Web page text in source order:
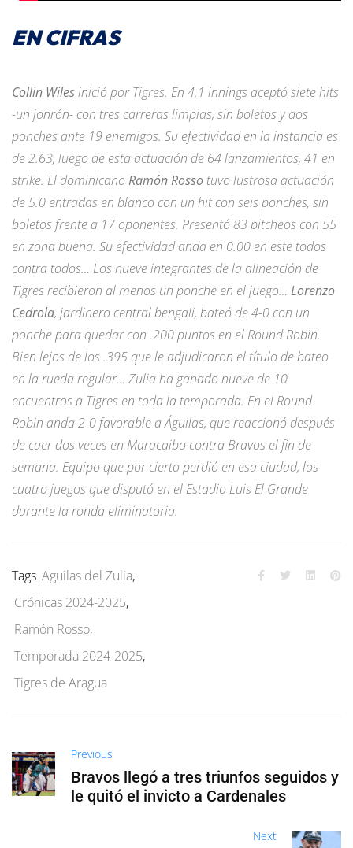
EN CIFRAS
Collin Wilesinició por Tigres. En 4.1 innings aceptó siete hits
-un jonrón- con tres carreras limpias, sin boletos y dos
ponches ante 19 enemigos. Su efectividad en la instancia es
de 2.63, luego de esta actuación de 64 lanzamientos, 41 en
strike. El dominicanoRamón Rosso tuvo lustrosa actuación
de 5.0 entradas en blanco con un hit con seis ponches, sin
boletos frente a 17 oponentes. Presentó 83 pitcheos con 55
en zona buena. Su efectividad anda en 0.00 en este todos
contra todos… Los nueve integrantes de la alineación de
Tigres recibieron al menos un ponche en el juego… Lorenzo
Cedrola, jardinero central bengalí, bateó de 4-0 con un
ponche para quedar con .200 puntos en el Round Robin.
Bien lejos de los .395 que le adjudicaron el título de bateo
en la rueda regular… Zulia ha ganado nueve de 10
encuentros a Tigres en toda la temporada. En el Round
Robin anda 2-0 favorable a Águilas, que reaccionó después
de caer dos veces en Maracaibo contra Bravos el fin de
semana. Equipo que por cierto perdió en esa ciudad, los
cuatro juegos que disputó en el Estadio Luis El Grande
durante la ronda eliminatoria.
Tags Aguilas del Zulia,
Crónicas 2024-2025,
Ramón Rosso,
Temporada 2024-2025,
Tigres de Aragua
Previous
Bravos llegó a tres triunfos seguidos y
le quitó el invicto a Cardenales
Next